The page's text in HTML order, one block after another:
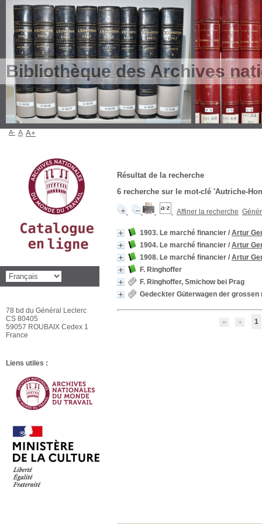
Bibliothèque des Archives
Résultat de la recherche
6 recherche sur le mot-clé 'Autriche-
Affiner la recherche
1903. Le marché financier / Artur
1904. Le marché financier / Artur
1908. Le marché financier / Artur
F. Ringhoffer
F. Ringhoffer, Smichow bei Prag
Gedeckter Güterwagen der
1
A- A A+
78 bd du Général Leclerc
CS 80405
59057 ROUBAIX Cedex 1
France
Liens utiles :